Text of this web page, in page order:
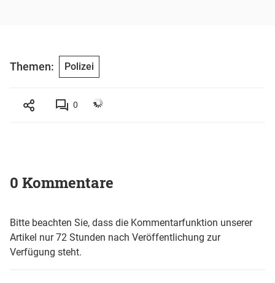
Themen: Polizei
0
0 Kommentare
Bitte beachten Sie, dass die Kommentarfunktion unserer
Artikel nur 72 Stunden nach Veröffentlichung zur
Verfügung steht.